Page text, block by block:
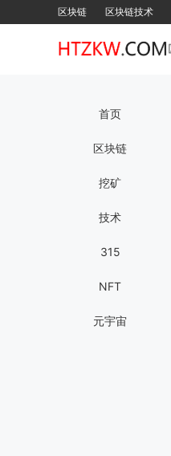
区块链 区块链技术
首页
区块链
挖矿
技术
315
NFT
元宇宙